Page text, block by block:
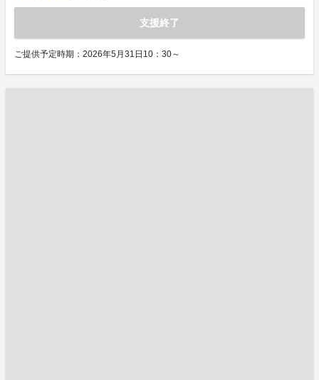
支援終了
ご提供予定時期：2026年5月31日10：30～